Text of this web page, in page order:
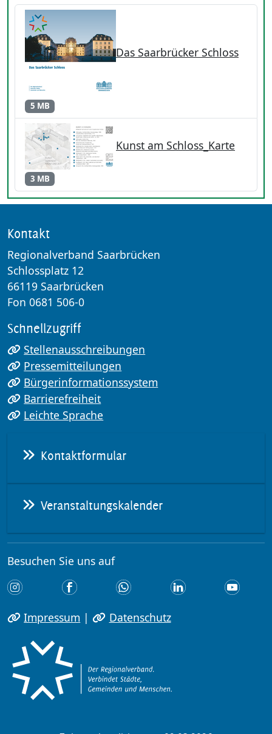
Das Saarbrücker Schloss
5 MB
Kunst am Schloss_Karte
3 MB
Kontakt
Regionalverband Saarbrücken
Schlossplatz 12
66119 Saarbrücken
Fon 0681 506-0
Schnellzugriff
Stellenausschreibungen
Pressemitteilungen
Bürgerinformationssystem
Barrierefreiheit
Leichte Sprache
Kontaktformular
Veranstaltungskalender
Besuchen Sie uns auf
Impressum | Datenschutz